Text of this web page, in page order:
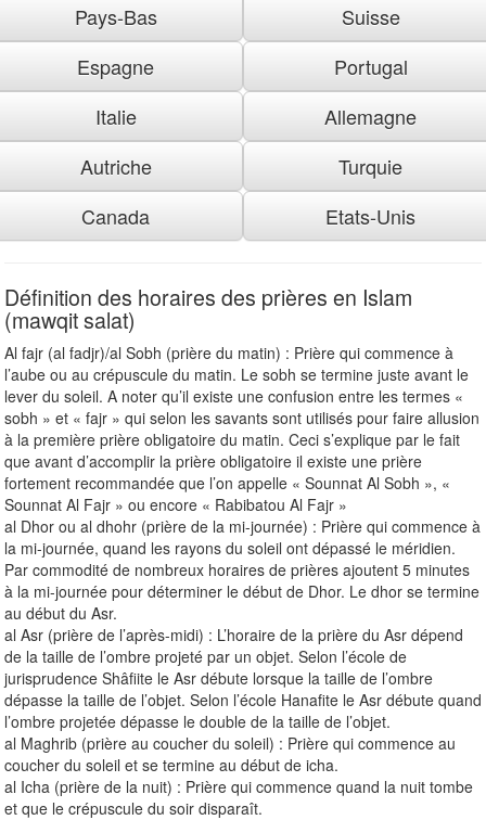
Pays-Bas
Suisse
Espagne
Portugal
Italie
Allemagne
Autriche
Turquie
Canada
Etats-Unis
Définition des horaires des prières en Islam
(mawqit salat)
Al fajr (al fadjr)/al Sobh (prière du matin) : Prière qui commence à
l’aube ou au crépuscule du matin. Le sobh se termine juste avant le
lever du soleil. A noter qu’il existe une confusion entre les termes «
sobh » et « fajr » qui selon les savants sont utilisés pour faire allusion
à la première prière obligatoire du matin. Ceci s’explique par le fait
que avant d’accomplir la prière obligatoire il existe une prière
fortement recommandée que l’on appelle « Sounnat Al Sobh », «
Sounnat Al Fajr » ou encore « Rabibatou Al Fajr »
al Dhor ou al dhohr (prière de la mi-journée) : Prière qui commence à
la mi-journée, quand les rayons du soleil ont dépassé le méridien.
Par commodité de nombreux horaires de prières ajoutent 5 minutes
à la mi-journée pour déterminer le début de Dhor. Le dhor se termine
au début du Asr.
al Asr (prière de l’après-midi) : L’horaire de la prière du Asr dépend
de la taille de l’ombre projeté par un objet. Selon l’école de
jurisprudence Shâfiite le Asr débute lorsque la taille de l’ombre
dépasse la taille de l’objet. Selon l’école Hanafite le Asr débute quand
l’ombre projetée dépasse le double de la taille de l’objet.
al Maghrib (prière au coucher du soleil) : Prière qui commence au
coucher du soleil et se termine au début de icha.
al Icha (prière de la nuit) : Prière qui commence quand la nuit tombe
et que le crépuscule du soir disparaît.